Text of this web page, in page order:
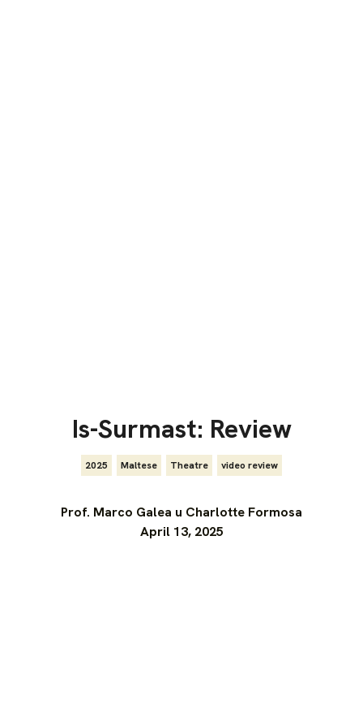
Is-Surmast: Review
2025 Maltese Theatre video review
Prof. Marco Galea u Charlotte Formosa
April 13, 2025